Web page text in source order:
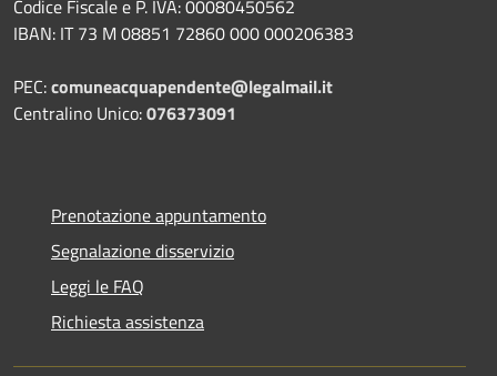
Codice Fiscale e P. IVA: 00080450562
IBAN: IT 73 M 08851 72860 000 000206383
PEC:comuneacquapendente@legalmail.it
Centralino Unico:076373091
Prenotazione appuntamento
Segnalazione disservizio
Leggi le FAQ
Richiesta assistenza